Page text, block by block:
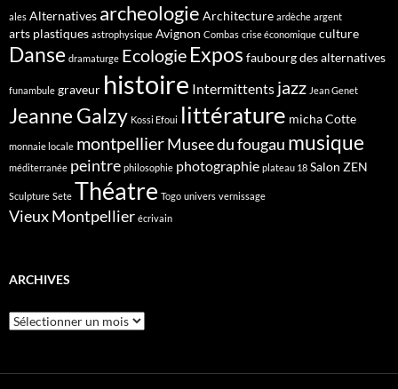
ales Alternatives archeologie Architecture ardèche argent
arts plastiques astrophysique Avignon Combas crise économique culture
Danse dramaturge Ecologie Expos faubourg des alternatives
funambule graveur histoire Intermittents jazz Jean Genet
Jeanne Galzy Kossi Efoui littérature micha Cotte
monnaie locale montpellierMusee du fougau musique
méditerranée peintre philosophie photographie plateau 18 Salon ZEN
Sculpture Sete Théatre Togo univers vernissage
Vieux Montpellier écrivain
ARCHIVES
Archives